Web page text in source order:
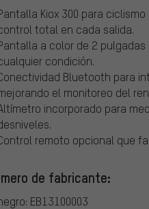
Kiox 300 para
total en cada salida.
a color de 2
condición.
Bluetooth para
el monitoreo del
incorporado para
remoto opcional que
de fabricante:
EB13100003